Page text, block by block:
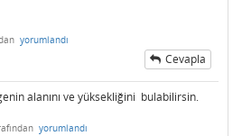
yorumlandı
Cevapla
alanını ve yüksekliğini bulabilirsin.
yorumlandı